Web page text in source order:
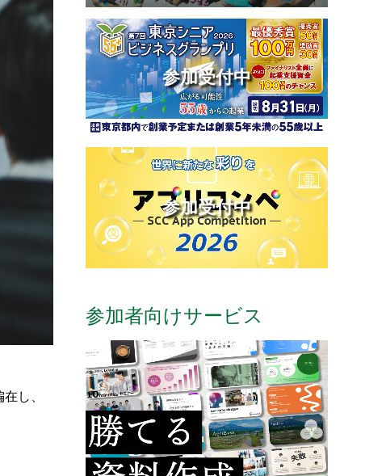
し、
参加受付中
参加受付中
参加者向けサービス